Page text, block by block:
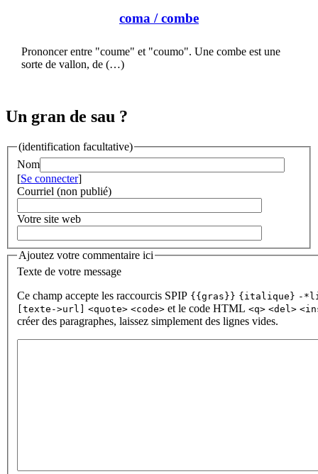
coma / combe
Prononcer entre "coume" et "coumo". Une combe est une
sorte de vallon, de (…)
Un gran de sau ?
(identification facultative)
Nom
[Se connecter]
Courriel (non publié)
Votre site web
Ajoutez votre commentaire ici
Texte de votre message
Ce champ accepte les raccourcis SPIP {{gras}} {italique} -
[texte->url]
<quote> <code> et le code HTML <q> <del>
créer des paragraphes, laissez simplement des lignes vides.